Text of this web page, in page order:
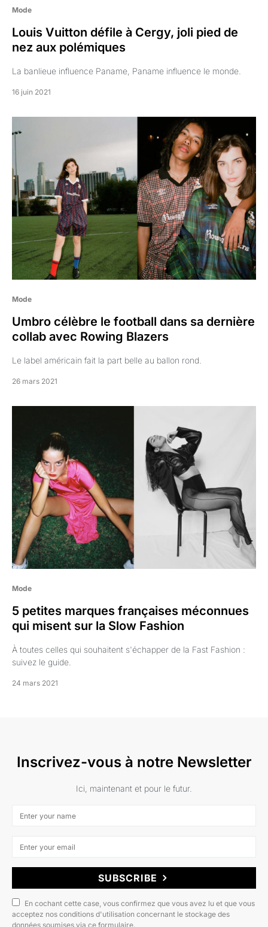
Mode
Louis Vuitton défile à Cergy, joli pied de
nez aux polémiques
La banlieue influence Paname, Paname influence le monde.
16 juin 2021
Mode
Umbro célèbre le football dans sa dernière
collab avec Rowing Blazers
Le label américain fait la part belle au ballon rond.
26 mars 2021
Mode
5 petites marques françaises méconnues
qui misent sur la Slow Fashion
À toutes celles qui souhaitent s'échapper de la Fast Fashion :
suivez le guide.
24 mars 2021
Inscrivez-vous à notre Newsletter
Ici, maintenant et pour le futur.
SUBSCRIBE
En cochant cette case, vous confirmez que vous avez lu et que vous
acceptez nos conditions d'utilisation concernant le stockage des
données soumises via ce formulaire.